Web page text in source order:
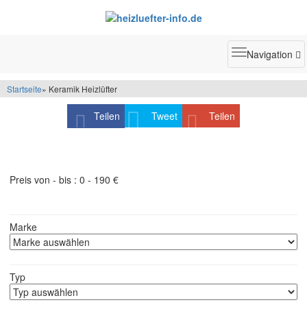
Toggle
Navigation
Startseite» Keramik Heizlüfter
Teilen Tweet Teilen
Preis von - bis : 0 - 190 €
Marke
Typ